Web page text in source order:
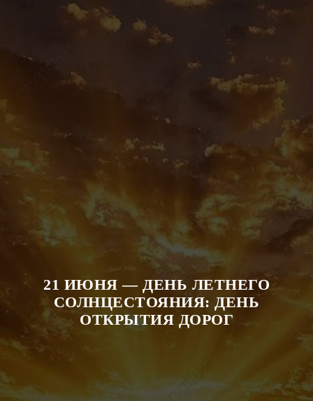
21 ИЮНЯ — ДЕНЬ ЛЕТНЕГО
СОЛНЦЕСТОЯНИЯ: ДЕНЬ
ОТКРЫТИЯ ДОРОГ